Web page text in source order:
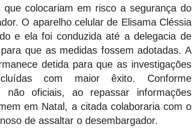
que colocariam em risco a segurança do
O aparelho celular de Elisama Cléssia
e ela foi conduzida até a delegacia de
que as medidas fossem adotadas. A
detida para que as investigações
com maior êxito. Conforme
não oficiais, ao repassar informações
em Natal, a citada colaboraria com o
de assaltar o desembargador.